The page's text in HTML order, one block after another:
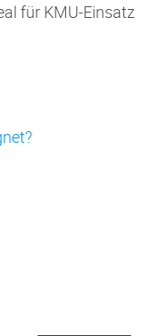
für KMU-Einsatz